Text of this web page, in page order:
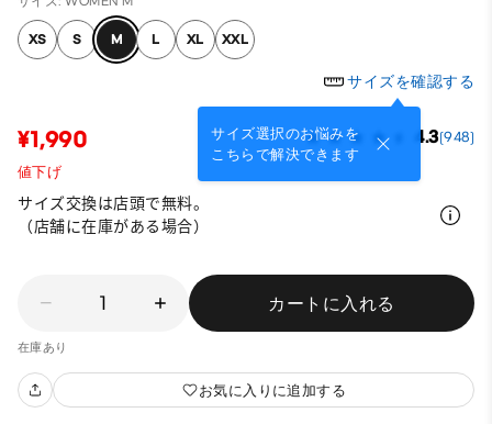
XS S M L XL XXL
サイズを確認する
サイズ選択のお悩みを
こちらで解決できます
¥1,990 4.3(948)
値下げ
サイズ交換は店頭で無料。
（店舗に在庫がある場合）
1 カートに入れる
在庫あり
お気に入りに追加する